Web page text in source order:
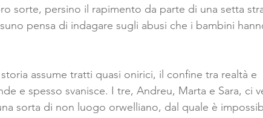
sorte, persino il rapimento da parte di una setta
pensa di indagare sugli abusi che i bambini
assume tratti quasi onirici, il confine tra realtà e
e spesso svanisce. I tre, Andreu, Marta e Sara, ci
sorta di non luogo orwelliano, dal quale è